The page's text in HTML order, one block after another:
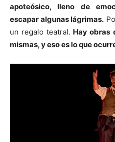
apoteósico, lleno de
escapar algunas lágrimas.
un regalo teatral. Hay obras
mismas, y eso es lo que